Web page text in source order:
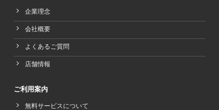
企業理念
会社概要
よくあるご質問
店舗情報
ご利用案内
無料サービスについて